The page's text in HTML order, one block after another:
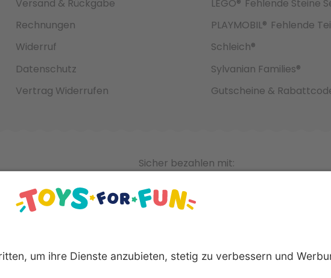
Versand & Rückgabe
Rechnungen
Widerruf
Datenschutz
Vertrag Widerrufen
LEGO® Fehlende Steine
PLAYMOBIL® Fehlende
Schleich®
Sylvanian Families®
Gutscheine &
Sicher bezahlen mit: